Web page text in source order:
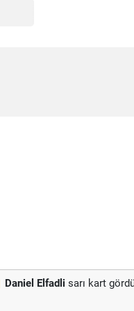
Daniel Elfadli sarı kart